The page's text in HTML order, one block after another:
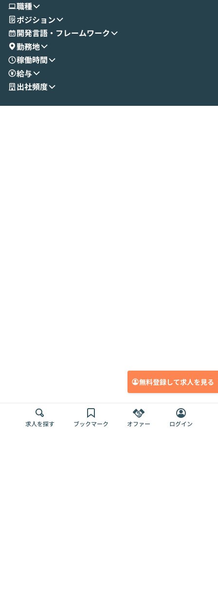
せいただきます。数分でワークフローが完
成する手軽さや、Gmail等の外部サービス
とセキュアに連携できるポイントなど、実
演を通じて具体的なイメージをお届けしま
す。 後半のディスカッションでは、セキュ
リティの考え方や社内導入の進め方など、
現場目線でさらに深掘りしていきます。
「自分の業務をAIで自動化してみたいけ
いう方にこそ参加いただきたいイベントで
職種
ポジション
開発言語・フレームワーク
勤務地
稼働時間
給与
出社頻度
無料登録して求人を見る
求人を探す ブックマーク オファー ログイン